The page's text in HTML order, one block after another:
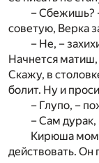
– Сбежишь?
советую, Верка
– Не, –
Начнется
Скажу, в
болит. Ну и
– Глупо, –
– Сам
Кирюша
действовать. Он